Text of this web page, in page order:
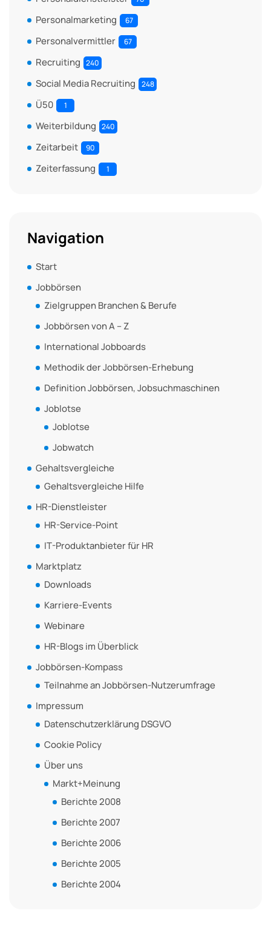
Personalmarketing 67
Personalvermittler 67
Recruiting 240
Social Media Recruiting 248
Ü50 1
Weiterbildung 240
Zeitarbeit 90
Zeiterfassung 1
Navigation
Start
Jobbörsen
Zielgruppen Branchen & Berufe
Jobbörsen von A – Z
International Jobboards
Methodik der Jobbörsen-Erhebung
Definition Jobbörsen, Jobsuchmaschinen
Joblotse
Joblotse
Jobwatch
Gehaltsvergleiche
Gehaltsvergleiche Hilfe
HR-Dienstleister
HR-Service-Point
IT-Produktanbieter für HR
Marktplatz
Downloads
Karriere-Events
Webinare
HR-Blogs im Überblick
Jobbörsen-Kompass
Teilnahme an Jobbörsen-Nutzerumfrage
Impressum
Datenschutzerklärung DSGVO
Cookie Policy
Über uns
Markt+Meinung
Berichte 2008
Berichte 2007
Berichte 2006
Berichte 2005
Berichte 2004